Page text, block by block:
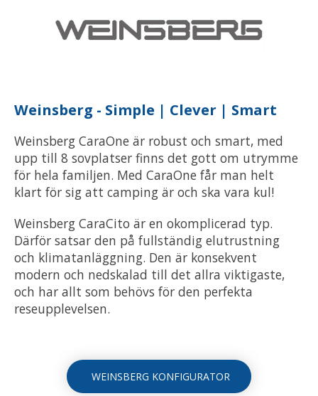
Lediga tjänster
Weinsberg - Simple | Clever | Smart
Weinsberg CaraOne är robust och smart, med
upp till 8 sovplatser finns det gott om utrymme
för hela familjen. Med CaraOne får man helt
klart för sig att camping är och ska vara kul!
Weinsberg CaraCito är en okomplicerad typ.
Därför satsar den på fullständig elutrustning
och klimatanläggning. Den är konsekvent
modern och nedskalad till det allra viktigaste,
och har allt som behövs för den perfekta
reseupplevelsen.
WEINSBERG KONFIGURATOR